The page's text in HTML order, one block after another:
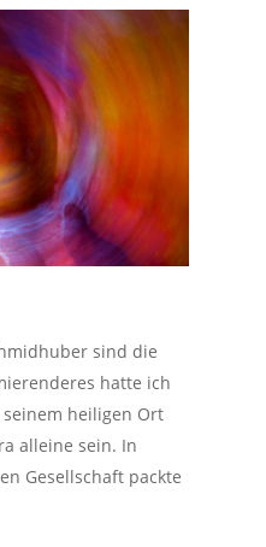
sind die
hatte ich
heiligen Ort
alleine sein. In
Gesellschaft packte